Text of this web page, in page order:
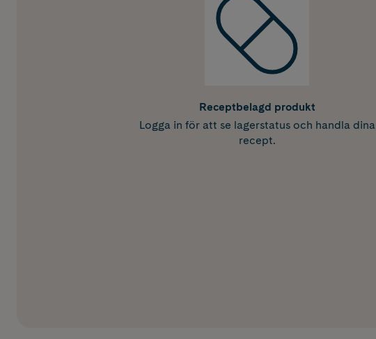
Receptbelagd produkt
Logga in för att se lagerstatus och handla dina
recept.